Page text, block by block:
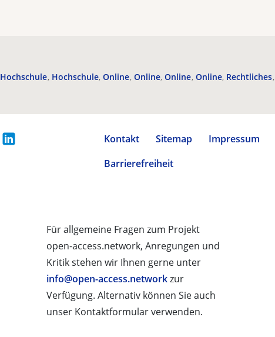
Hochschule Hochschule Online Online Online Online Rechtliches
Kontakt Sitemap Impressum
Barrierefreiheit
Für allgemeine Fragen zum Projekt
open-access.network, Anregungen und
Kritik stehen wir Ihnen gerne unter
info@open-access.networkzur
Verfügung. Alternativ können Sie auch
unser Kontaktformular verwenden.